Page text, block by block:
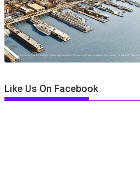
Like Us On Facebook